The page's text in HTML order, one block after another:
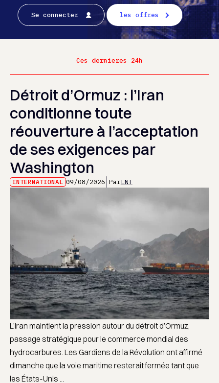
Se connecter les offres
Ces dernieres 24h
Détroit d’Ormuz : l’Iran
conditionne toute
réouverture à l’acceptation
de ses exigences par
Washington
INTERNATIONAL 09/08/2026 ParLNT
L’Iran maintient la pression autour du détroit d’Ormuz,
passage stratégique pour le commerce mondial des
hydrocarbures. Les Gardiens de la Révolution ont affirmé
dimanche que la voie maritime resterait fermée tant que
les États-Unis ...